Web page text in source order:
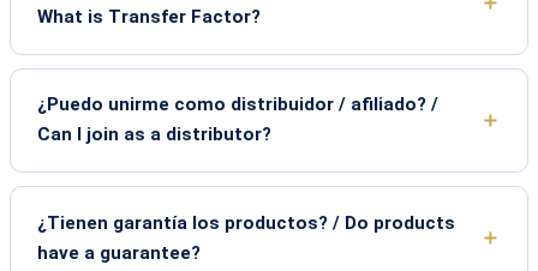
What is Transfer Factor?
¿Puedo unirme como distribuidor / afiliado? /
Can I join as a distributor?
¿Tienen garantía los productos? / Do products
have a guarantee?